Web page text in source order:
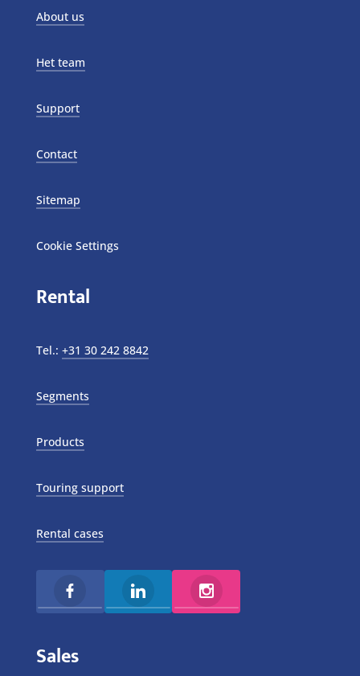
About us
Het team
Support
Contact
Sitemap
Cookie Settings
Rental
Tel.: +31 30 242 8842
Segments
Products
Touring support
Rental cases
Sales